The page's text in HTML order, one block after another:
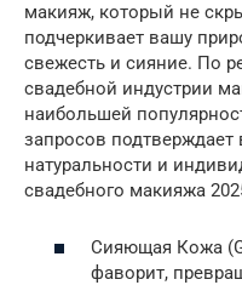
макияж, который не
подчеркивает вашу
свежесть и сияние. По
свадебной индустрии
наибольшей
запросов
натуральности и
свадебного макияжа
Сияющая Кожа
фаворит,